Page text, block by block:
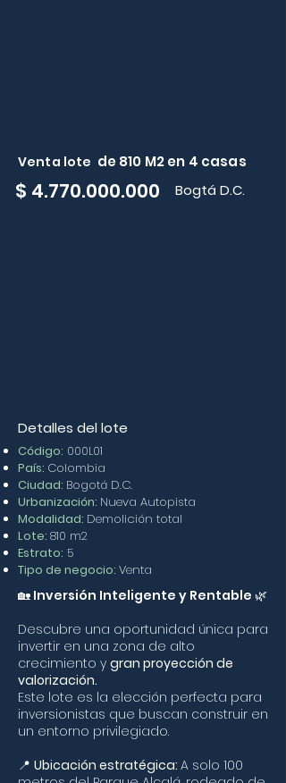
Venta lote de 810 M2 en 4 casas
$ 4.770.000.000 Bogtá D.C.
Detalles del lote
Código: 000L01
País: Colombia
Ciudad: Bogotá D.C.
Urbanización: Nueva Autopista
Modalidad: Demolición total
Lote: 810 m2
Estrato: 5
Tipo de negocio: Venta
🏡 Inversión Inteligente y Rentable 🌿
Descubre una oportunidad única para
invertir en una zona de alto
crecimiento y gran proyección de
valorización.
Este lote es la elección perfecta para
inversionistas que buscan construir en
un entorno privilegiado.
📍 Ubicación estratégica: A solo 100